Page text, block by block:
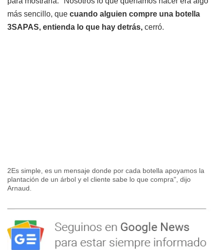
más sencillo, que cuando alguien compre una botella
3SAPAS, entienda lo que hay detrás, cerró.
2Es simple, es un mensaje donde por cada botella apoyamos la
plantación de un árbol y el cliente sabe lo que compra", dijo
Arnaud.